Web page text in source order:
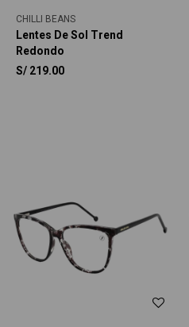
CHILLI BEANS
Lentes De Sol Trend
Redondo
S/ 219.00